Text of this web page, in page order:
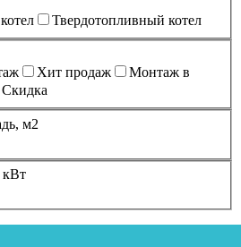
Твердотопливный котел
Xит продаж
Монтаж в
Скидка
м2
кВт